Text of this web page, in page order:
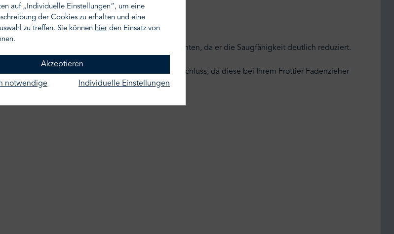
Aufheller waschen und auf Weichspüler verzichten, da er die Saugfähigkeit deutlich reduziert.
wird dadurch besonders weich.
Knöpfen, Häkchen oder Klettverschluss, da diese bei Ihrem Frottier Fadenzieher
ca. 4 Wäschen.
auf „Individuelle Einstellungen“, um eine
der Cookies zu erhalten und eine
zu treffen. Sie können hier den Einsatz von
Akzeptieren
notwendige Individuelle Einstellungen